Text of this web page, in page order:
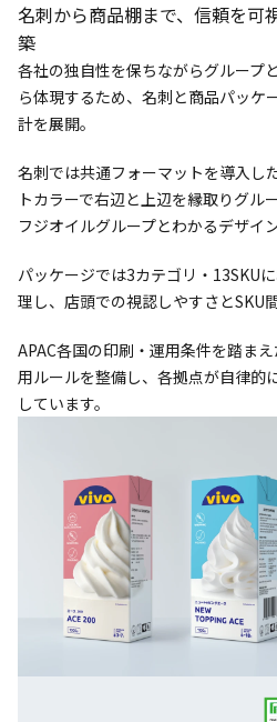
名刺から商品棚まで、信頼を可
築
各社の独自性を保ちながらグループ
ら体現するため、名刺と商品パッケ
計を展開。
名刺では共通フォーマットを導入し
トカラーで右辺と上辺を縁取りグル
フジオイルグループとわかるデザイ
パッケージでは3カテゴリ・13SKU
理し、店頭での視認しやすさとSKU
APAC各国の印刷・運用条件を踏ま
用ルールを整備し、各拠点が自律的
しています。